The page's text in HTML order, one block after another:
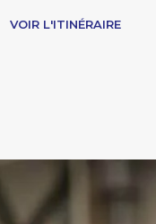
VOIR L'ITINÉRAIRE